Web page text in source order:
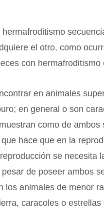
el otro, como
con
en animales
en general o son
como de
hace que en la
se necesita
de poseer ambos
los animales de menor
caracoles o estrellas